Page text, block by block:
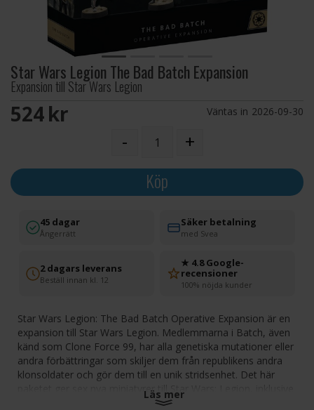
Star Wars Legion The Bad Batch Expansion
Expansion till Star Wars Legion
524 SEK Väntas in 2026-09-30
- +
Köp
45 dagar
Ångerrätt
Säker betalning
med Svea
2 dagars leverans
Beställ innan kl. 12
★ 4.8 Google-
recensioner
100% nöjda kunder
Star Wars Legion: The Bad Batch Operative Expansion är en
expansion till Star Wars Legion. Medlemmarna i Batch, även
känd som Clone Force 99, har alla genetiska mutationer eller
andra förbättringar som skiljer dem från republikens andra
klonsoldater och gör dem till en unik stridsenhet. Det här
paketet ger sex nya miniatyrer till Star Wars: Legion, inklusive
Clone Sergeant Hunter, Wrecker, Tech, Echo, Crosshair och
Läs mer